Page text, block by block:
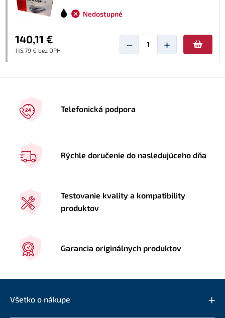
Nedostupné
140,11 €
115,79 € bez DPH − +
Telefonická podpora
Rýchle doručenie do nasledujúceho dňa
Testovanie kvality a kompatibility
produktov
Garancia originálnych produktov
Všetko o nákupe